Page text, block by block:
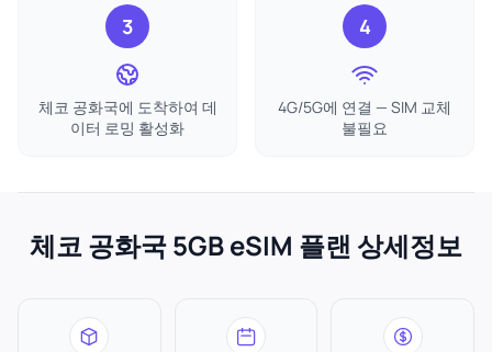
3
체코 공화국에 도착하여 데
이터 로밍 활성화
4
4G/5G에 연결 — SIM 교체
불필요
체코 공화국 5GB eSIM 플랜 상세정보